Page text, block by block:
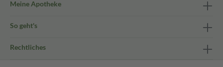
Meine Apotheke
So geht's
Rechtliches